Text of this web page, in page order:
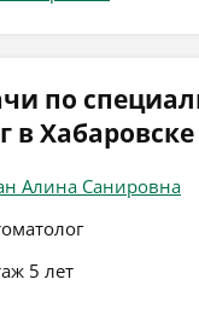
по
в Хабаровске
Алина Санировна
5 лет